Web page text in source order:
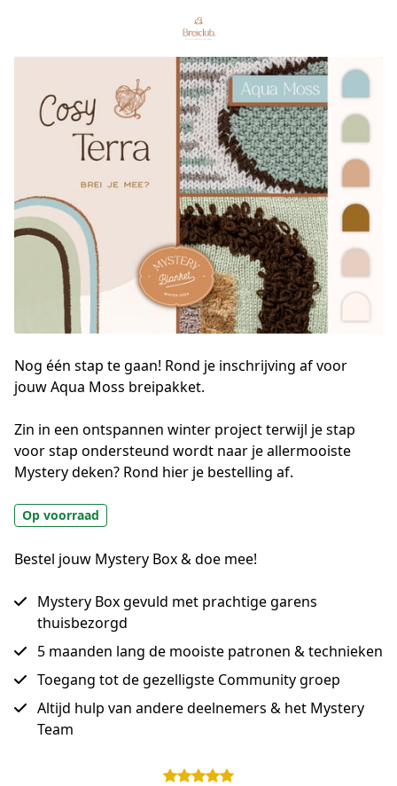
Nog één stap te gaan! Rond je inschrijving af voor
jouw Aqua Moss breipakket.
Zin in een ontspannen winter project terwijl je stap
voor stap ondersteund wordt naar je allermooiste
Mystery deken? Rond hier je bestelling af.
Op voorraad
Bestel jouw Mystery Box & doe mee!
Mystery Box gevuld met prachtige garens
thuisbezorgd
5 maanden lang de mooiste patronen & technieken
Toegang tot de gezelligste Community groep
Altijd hulp van andere deelnemers & het Mystery
Team